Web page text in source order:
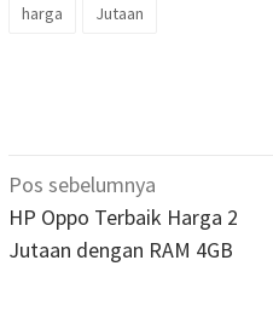
harga Jutaan
Navigasi
pos
Pos sebelumnya
HP Oppo Terbaik Harga 2
Jutaan dengan RAM 4GB